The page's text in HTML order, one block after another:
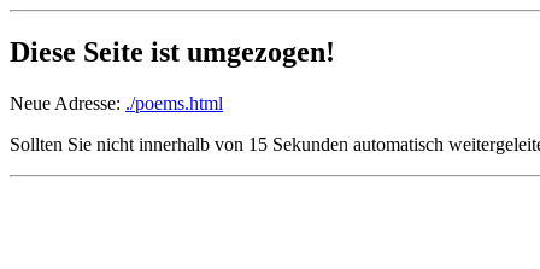
Diese Seite ist umgezogen!
Neue Adresse: ./poems.html
Sollten Sie nicht innerhalb von 15 Sekunden automatisch